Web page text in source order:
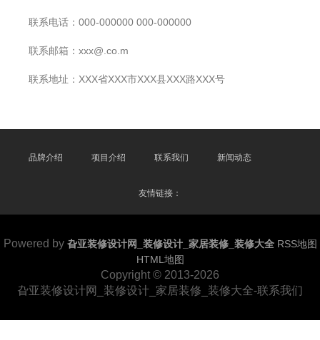
联系电话：000-000000 000-000000
联系邮箱：xxx@.co.m
联系地址：XXX省XXX市XXX县XXX路XXX号
品牌介绍 项目介绍 联系我们 新闻动态
友情链接：
Powered by 旮亚装修设计网_装修设计_家居装修_装修大全 RSS地图
HTML地图
Copyright © 2013-2026
旮亚装修设计网_装修设计_家居装修_装修大全-联系我们